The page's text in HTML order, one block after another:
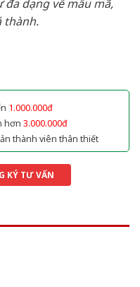
đa dạng về mẫu mã,
thành.
1.000.000đ
hơn 3.000.000đ
thành viên thân thiết
KÝ TƯ VẤN